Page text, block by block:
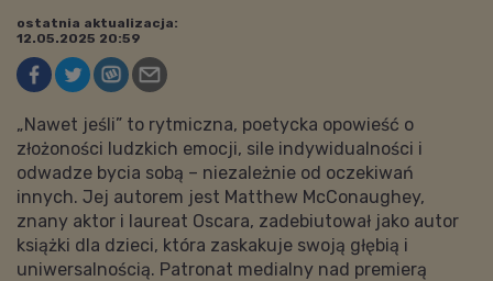
ostatnia aktualizacja:
12.05.2025 20:59
„Nawet jeśli” to rytmiczna, poetycka opowieść o
złożoności ludzkich emocji, sile indywidualności i
odwadze bycia sobą – niezależnie od oczekiwań
innych. Jej autorem jest Matthew McConaughey,
znany aktor i laureat Oscara, zadebiutował jako autor
książki dla dzieci, która zaskakuje swoją głębią i
uniwersalnością. Patronat medialny nad premierą